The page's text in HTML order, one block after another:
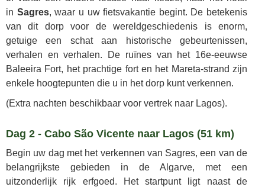
in Sagres, waar u uw fietsvakantie begint. De betekenis
van dit dorp voor de wereldgeschiedenis is enorm,
getuige een schat aan historische gebeurtenissen,
verhalen en verhalen. De ruïnes van het 16e-eeuwse
Baleeira Fort, het prachtige fort en het Mareta-strand zijn
enkele hoogtepunten die u in het dorp kunt verkennen.
(Extra nachten beschikbaar voor vertrek naar Lagos).
Dag 2 - Cabo São Vicente naar Lagos (51 km)
Begin uw dag met het verkennen van Sagres, een van de
belangrijkste gebieden in de Algarve, met een
uitzonderlijk rijk erfgoed. Het startpunt ligt naast de